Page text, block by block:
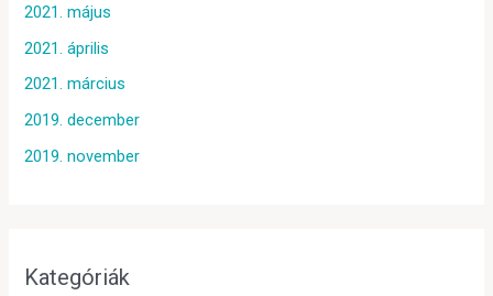
2021. május
2021. április
2021. március
2019. december
2019. november
Kategóriák